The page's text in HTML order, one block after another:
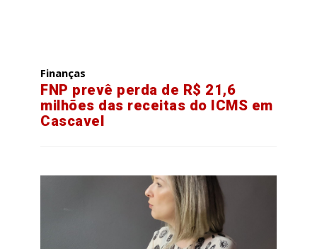
Finanças
FNP prevê perda de R$ 21,6
milhões das receitas do ICMS em
Cascavel